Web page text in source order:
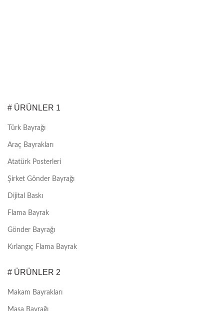
# ÜRÜNLER 1
Türk Bayrağı
Araç Bayrakları
Atatürk Posterleri
Şirket Gönder Bayrağı
Dijital Baskı
Flama Bayrak
Gönder Bayrağı
Kırlangıç Flama Bayrak
# ÜRÜNLER 2
Makam Bayrakları
Masa Bayrağı